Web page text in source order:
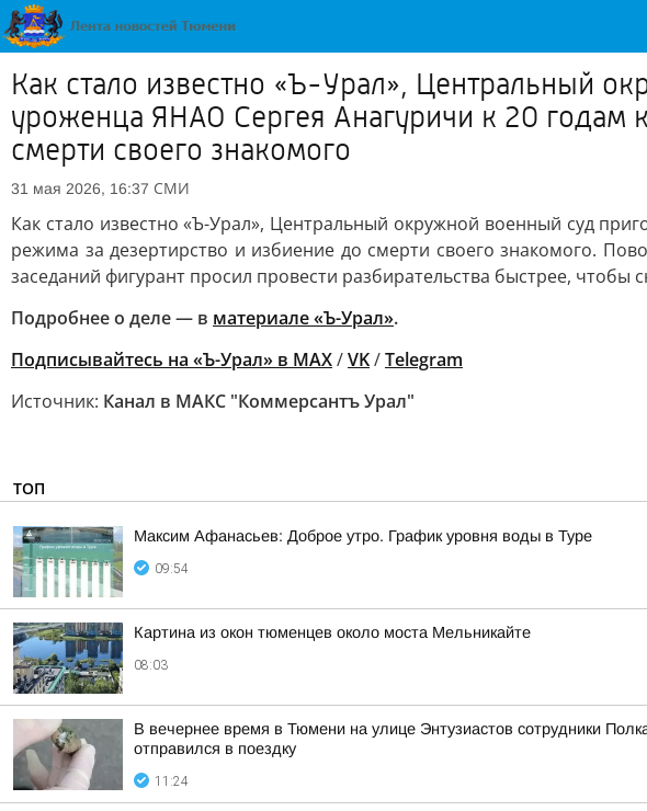
Как стало известно «Ъ-Урал», Центральный
уроженца ЯНАО Сергея Анагуричи к 20 годам
смерти своего знакомого
31 мая 2026, 16:37 СМИ
Как стало известно «Ъ-Урал», Центральный окружной военный суд
режима за дезертирство и избиение до смерти своего знакомого.
заседаний фигурант просил провести разбирательства быстрее, чтобы
Подробнее о деле — в материале «Ъ-Урал».
Подписывайтесь на «Ъ-Урал» в MAX/VK/Telegram
Источник: Канал в МАКС "Коммерсантъ Урал"
ТОП
Максим Афанасьев: Доброе утро. График уровня воды в Туре
09:54
Картина из окон тюменцев около моста Мельникайте
08:03
В вечернее время в Тюмени на улице Энтузиастов сотрудники
отправился в поездку
11:24